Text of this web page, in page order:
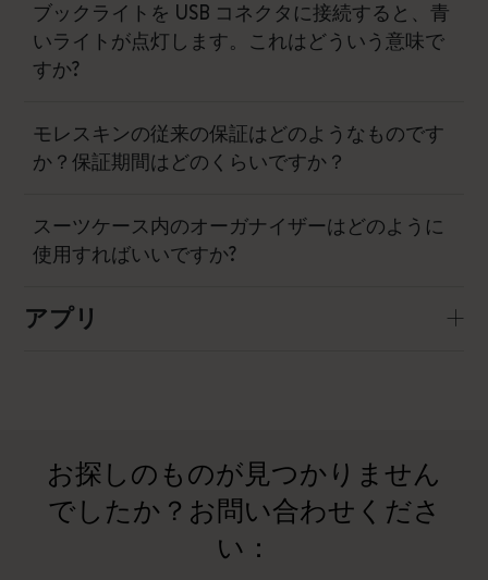
ブックライトを USB コネクタに接続すると、青
いライトが点灯します。これはどういう意味で
すか?
モレスキンの従来の保証はどのようなものです
か？保証期間はどのくらいですか？
スーツケース内のオーガナイザーはどのように
使用すればいいですか?
アプリ
お探しのものが見つかりません
でしたか？お問い合わせくださ
い：